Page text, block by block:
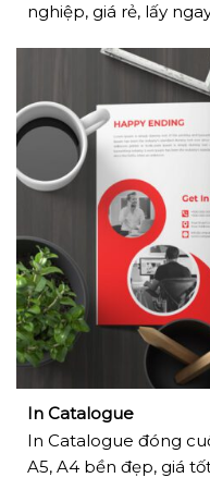
nghiệp, giá rẻ, lấy
In Catalogue
In Catalogue đóng
A5, A4 bền đẹp, giá